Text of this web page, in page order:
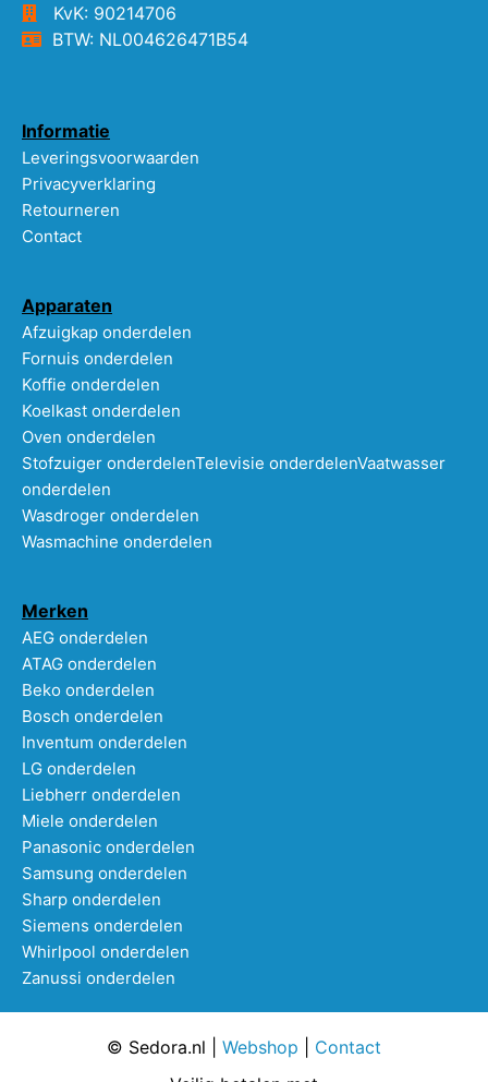
KvK: 90214706
BTW: NL004626471B54
Informatie
Leveringsvoorwaarden
Privacyverklaring
Retourneren
Contact
Apparaten
Afzuigkap onderdelen
Fornuis onderdelen
Koffie onderdelen
Koelkast onderdelen
Oven onderdelen
Stofzuiger onderdelenTelevisie onderdelenVaatwasser
onderdelen
Wasdroger onderdelen
Wasmachine onderdelen
Merken
AEG onderdelen
ATAG onderdelen
Beko onderdelen
Bosch onderdelen
Inventum onderdelen
LG onderdelen
Liebherr onderdelen
Miele onderdelen
Panasonic onderdelen
Samsung onderdelen
Sharp onderdelen
Siemens onderdelen
Whirlpool onderdelen
Zanussi onderdelen
© Sedora.nl | Webshop
Contact